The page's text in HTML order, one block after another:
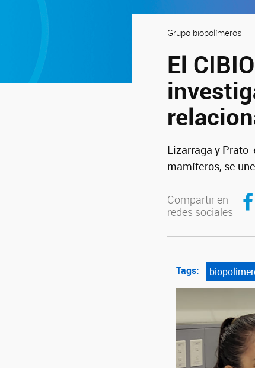
Grupo biopolímeros
El
Lizarraga y Prato
mamíferos, se
Compartir en
redes sociales
Tags: